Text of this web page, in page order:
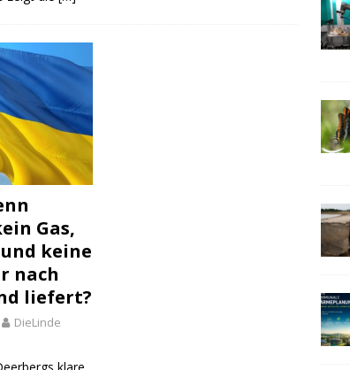
Gas,
keine
nach
liefert?
DieLinde